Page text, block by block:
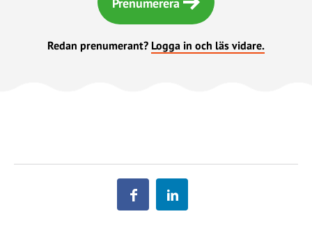
Redan prenumerant? Logga in och läs vidare.